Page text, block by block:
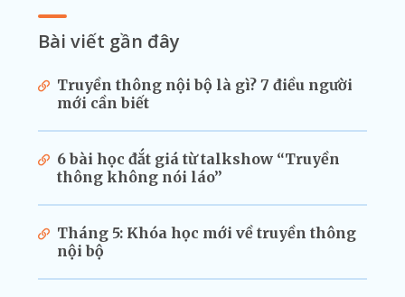
Bài viết gần đây
Truyền thông nội bộ là gì? 7 điều người
mới cần biết
6 bài học đắt giá từ talkshow “Truyền
thông không nói láo”
Tháng 5: Khóa học mới về truyền thông
nội bộ